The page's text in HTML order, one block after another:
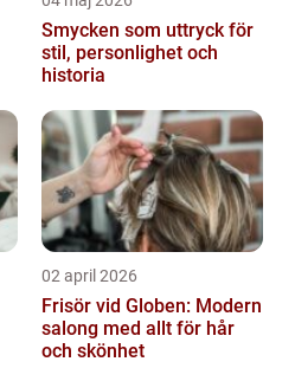
Smycken som uttryck för
stil, personlighet och
historia
02 april 2026
Frisör vid Globen: Modern
salong med allt för hår
och skönhet